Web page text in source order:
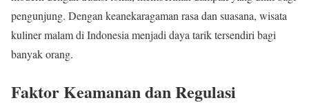
pengunjung. Dengan keanekaragaman rasa dan suasana, wisata
kuliner malam di Indonesia menjadi daya tarik tersendiri bagi
banyak orang.
Faktor Keamanan dan Regulasi